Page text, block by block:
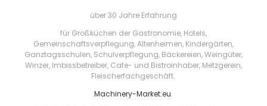
über 30 Jahre Erfahrung
für Großküchen der Gastronomie, Hotels,
Gemeinschaftsverpflegung, Altenheimen, Kindergärten,
Ganztagsschulen, Schulverpflegung, Bäckereien, Weingüter,
Winzer, Imbissbetreiber, Cafe- und Bistroinhaber, Metzgerein,
Fleischerfachgeschäft.
Machinery-Market.eu.